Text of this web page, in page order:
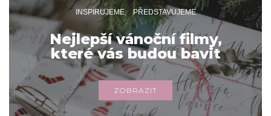
INSPIRUJEME PŘEDSTAVUJEME
Nejlepší vánoční filmy,
které vás budou bavit
ZOBRAZIT